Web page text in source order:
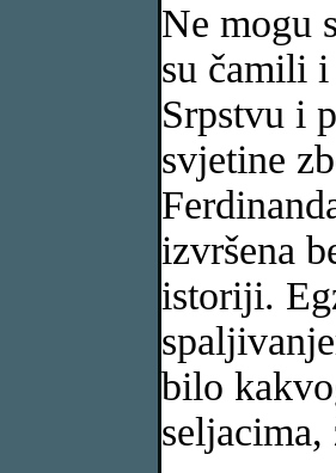
Ne mogu
su čamili
Srpstvu i
svjetine
izvršena
istoriji.
bilo
seljacima,